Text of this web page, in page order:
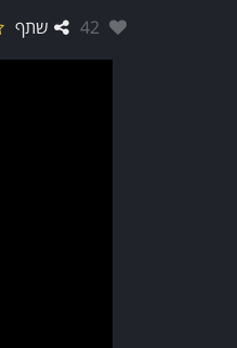
אהבו:
42 שתף